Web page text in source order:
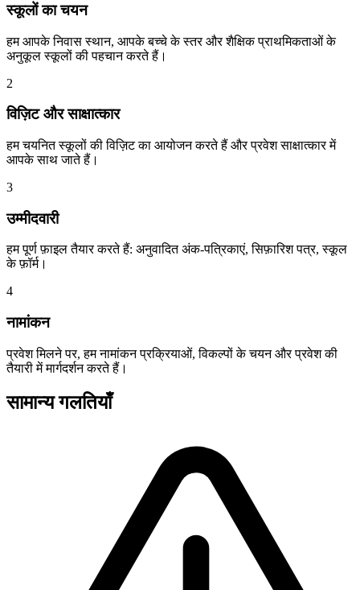
स्कूलों का चयन
हम आपके निवास स्थान, आपके बच्चे के स्तर और शैक्षिक प्राथमिकताओं के
अनुकूल स्कूलों की पहचान करते हैं।
2
विज़िट और साक्षात्कार
हम चयनित स्कूलों की विज़िट का आयोजन करते हैं और प्रवेश साक्षात्कार में
आपके साथ जाते हैं।
3
उम्मीदवारी
हम पूर्ण फ़ाइल तैयार करते हैं: अनुवादित अंक-पत्रिकाएं, सिफ़ारिश पत्र, स्कूल
के फ़ॉर्म।
4
नामांकन
प्रवेश मिलने पर, हम नामांकन प्रक्रियाओं, विकल्पों के चयन और प्रवेश की
तैयारी में मार्गदर्शन करते हैं।
सामान्य गलतियाँ